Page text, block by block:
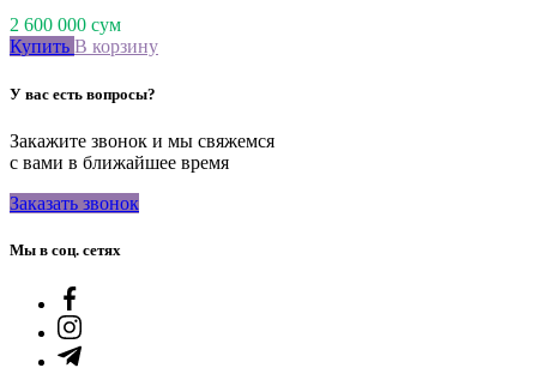
2 600 000 сум
Купить В корзину
У вас есть вопросы?
Закажите звонок и мы свяжемся
с вами в ближайшее время
Заказать звонок
Мы в соц. сетях